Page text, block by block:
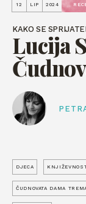
12 LIP 2024
KAKO SE
Lucija
DJECA
ČUDNOVATA DAMA